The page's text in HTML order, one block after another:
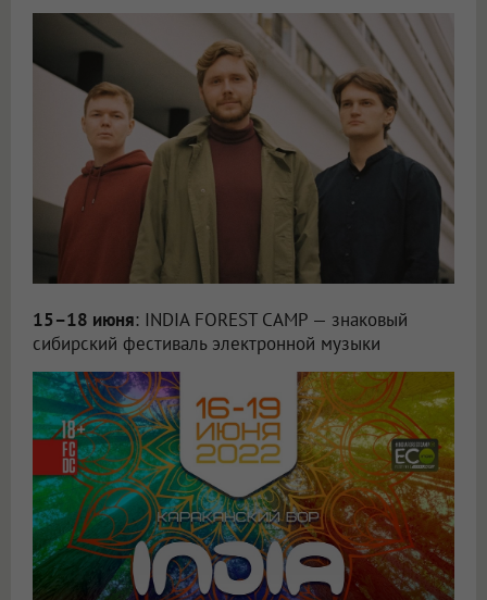
15–18 июня: INDIA FOREST CAMP — знаковый
сибирский фестиваль электронной музыки